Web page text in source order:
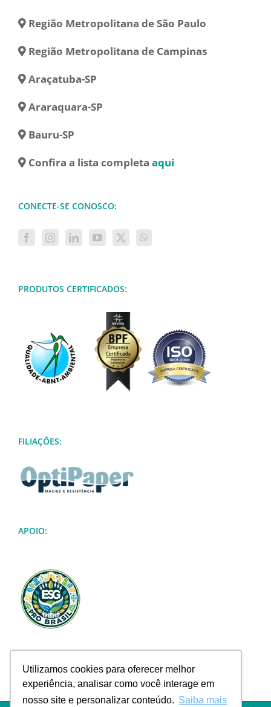
Utilizamos cookies para oferecer melhor
experiência, analisar como você interage em
nosso site e personalizar conteúdo. Saiba mais
Região Metropolitana de São Paulo
Região Metropolitana de Campinas
Araçatuba-SP
Araraquara-SP
Bauru-SP
Confira a lista completa aqui
CONECTE-SE CONOSCO:
PRODUTOS CERTIFICADOS:
FILIAÇÕES:
APOIO: